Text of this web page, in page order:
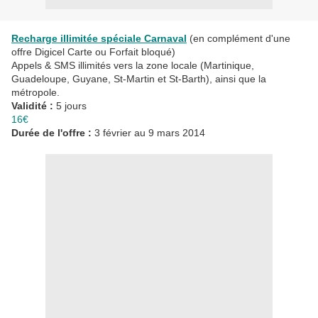
Recharge illimitée spéciale Carnaval (en complément d'une
offre Digicel Carte ou Forfait bloqué)
Appels & SMS illimités vers la zone locale (Martinique,
Guadeloupe, Guyane, St-Martin et St-Barth), ainsi que la
métropole.
Validité : 5 jours
16€
Durée de l'offre : 3 février au 9 mars 2014